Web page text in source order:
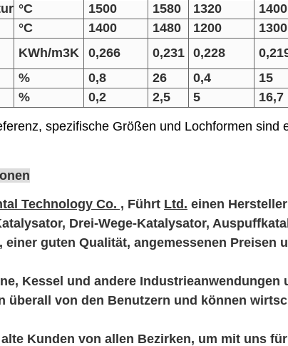
°C 1500 1580 1320 1400
°C 1400 1480 1200 1300
KWh/m3K 0,266 0,231 0,228
% 0,8 26 0,4 15
% 0,2 2,5 5 16,7
spezifische Größen und Lochformen sind
Technology Co. , Führt Ltd. einen
Drei-Wege-Katalysator,
einer guten Qualität, angemessenen
Kessel und andere Industrieanwendungen
überall von den Benutzern und können
Kunden von allen Bezirken, um mit uns